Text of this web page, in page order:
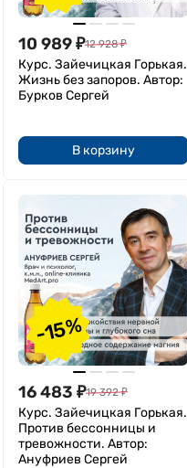
10 989₽12 928 ₽
Курс. Зайечицкая Горькая.
Жизнь без запоров. Автор:
Бурков Сергей
В корзину
-15%
16 483 ₽19 392 ₽
Курс. Зайечицкая Горькая.
Против бессонницы и
тревожности. Автор:
Ануфриев Сергей